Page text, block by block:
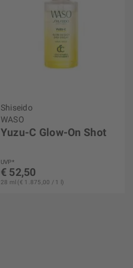
Shiseido
WASO
Yuzu-C Glow-On Shot
UVP*
€ 52,50
28 ml (€ 1.875,00 / 1 l)